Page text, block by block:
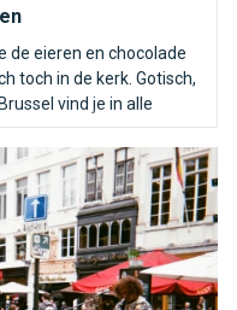
de eieren en chocolade
toch in de kerk. Gotisch,
vind je in alle